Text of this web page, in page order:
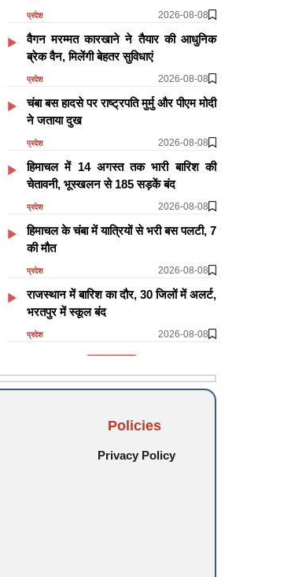
प्रदेश 2026-08-08
वैगन मरम्मत कारखाने ने तैयार की आधुनिक
ब्रेक वैन, मिलेंगी बेहतर सुविधाएं
प्रदेश 2026-08-08
चंबा बस हादसे पर राष्ट्रपति मुर्मु और पीएम मोदी
ने जताया दुख
प्रदेश 2026-08-08
हिमाचल में 14 अगस्त तक भारी बारिश की
चेतावनी, भूस्खलन से 185 सड़कें बंद
प्रदेश 2026-08-08
हिमाचल के चंबा में यात्रियों से भरी बस पलटी, 7
की मौत
प्रदेश 2026-08-08
राजस्थान में बारिश का दौर, 30 जिलों में अलर्ट,
भरतपुर में स्कूल बंद
प्रदेश 2026-08-08
Policies
Privacy Policy